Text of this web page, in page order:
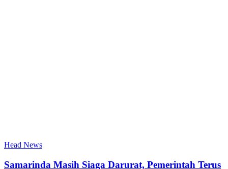
Head News
Samarinda Masih Siaga Darurat, Pemerintah Terus